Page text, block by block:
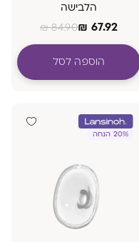
הלבישה
₪ 67.92
₪84.90
הוספה לסל
20% הנחה